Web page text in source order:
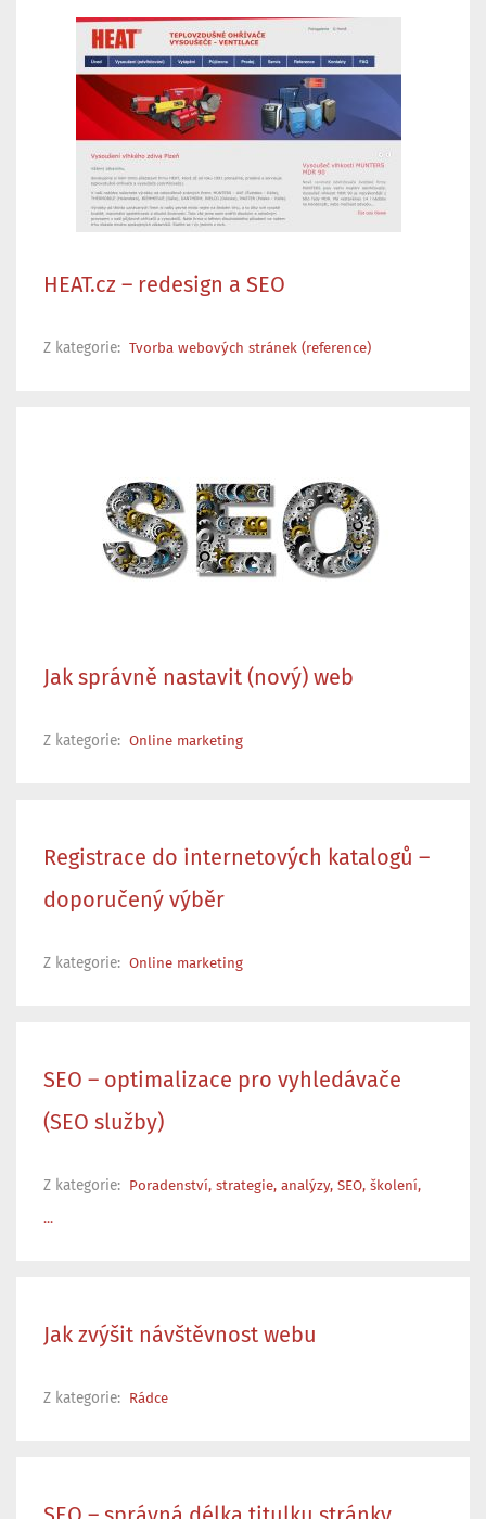
HEAT.cz – redesign a SEO
Z kategorie: Tvorba webových stránek (reference)
Jak správně nastavit (nový) web
Z kategorie: Online marketing
Registrace do internetových katalogů –
doporučený výběr
Z kategorie: Online marketing
SEO – optimalizace pro vyhledávače
(SEO služby)
Z kategorie: Poradenství, strategie, analýzy, SEO, školení,
...
Jak zvýšit návštěvnost webu
Z kategorie: Rádce